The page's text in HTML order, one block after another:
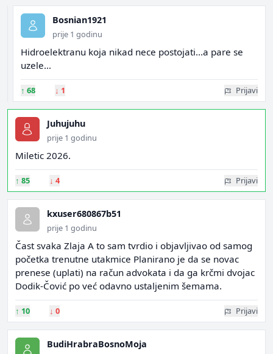
Bosnian1921
prije 1 godinu
Hidroelektranu koja nikad nece postojati...a pare se
uzele...
↑ 68 ↓ 1 Prijavi
Juhujuhu
prije 1 godinu
Miletic 2026.
↑ 85 ↓ 4 Prijavi
kxuser680867b51
prije 1 godinu
Čast svaka Zlaja A to sam tvrdio i objavljivao od samog
početka trenutne utakmice Planirano je da se novac
prenese (uplati) na račun advokata i da ga krčmi dvojac
Dodik-Čović po već odavno ustaljenim šemama.
↑ 10 ↓ 0 Prijavi
BudiHrabraBosnoMoja